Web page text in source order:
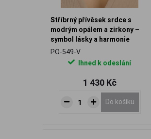
Stříbrný přívěsek srdce s
modrým opálem a zirkony –
symbol lásky a harmonie
PO-549-V
Ihned k odeslání
1 430 Kč
Do košíku